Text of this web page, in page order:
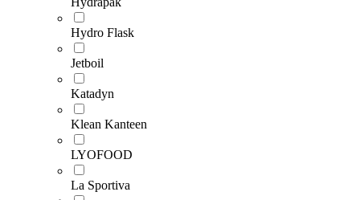
Hydro Flask
Jetboil
Katadyn
Klean Kanteen
LYOFOOD
La Sportiva